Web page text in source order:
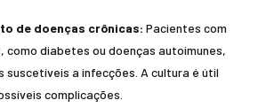
de doenças crônicas: Pacientes com
como diabetes ou doenças autoimunes,
suscetíveis a infecções. A cultura é útil
complicações.